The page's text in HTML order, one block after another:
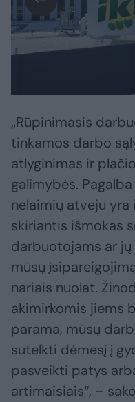
„Rūpinimasis
tinkamos darbo
atlyginimas ir
galimybės.
nelaimių atveju yra
skiriantis išmokas
darbuotojams ar
mūsų
nariais nuolat.
akimirkomis jiems
parama, mūsų
sutelkti dėmesį į
pasveikti patys
artimaisiais“, –